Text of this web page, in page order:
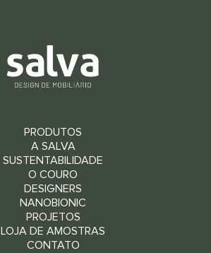
PRODUTOS
A SALVA
SUSTENTABILIDADE
O COURO
DESIGNERS
NANOBIONIC
PROJETOS
LOJA DE AMOSTRAS
CONTATO